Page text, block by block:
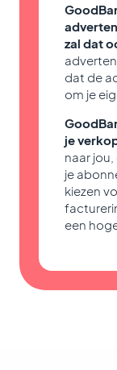
zal dat
dat de
om je
je
naar
je
kiezen
een